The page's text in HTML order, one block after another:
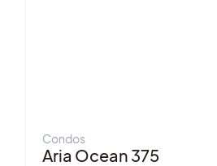
Condos
Aria Ocean 375